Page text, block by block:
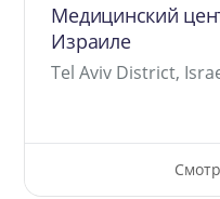
Медицинский
Израиле
Tel Aviv District,